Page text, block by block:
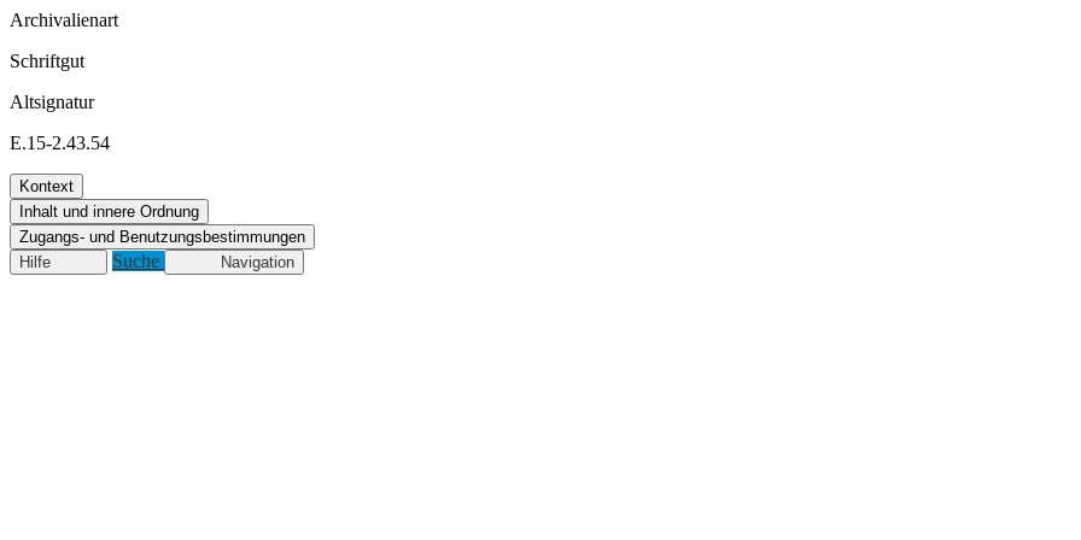
Archivalienart
Schriftgut
Altsignatur
E.15-2.43.54
Kontext
Inhalt und innere Ordnung
Zugangs- und Benutzungsbestimmungen
Hilfe
Suche Navigation